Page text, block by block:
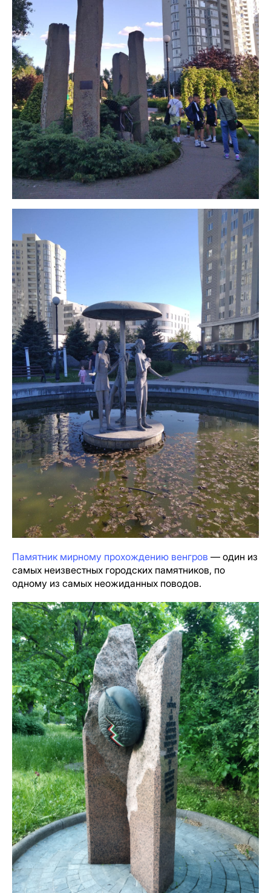
Памятник мирному прохождению венгров — один из
самых неизвестных городских памятников, по
одному из самых неожиданных поводов.